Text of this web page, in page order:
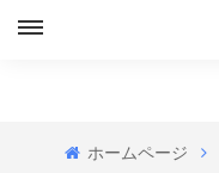
ホームページ